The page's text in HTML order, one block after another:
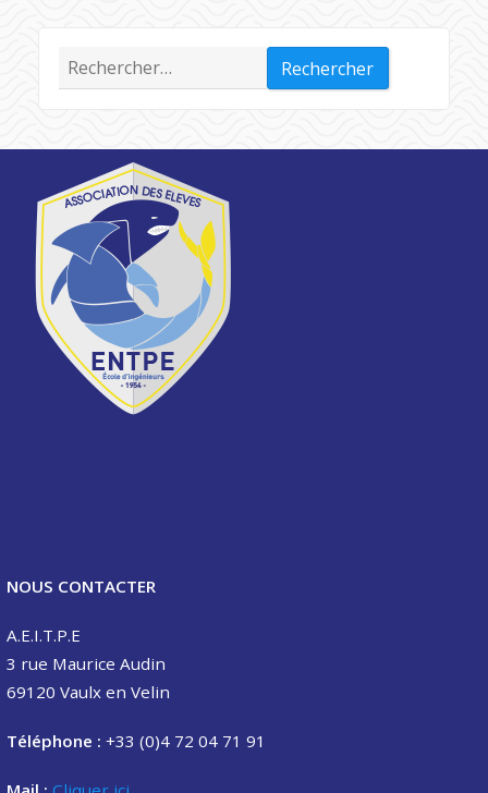
Rechercher :
NOUS CONTACTER
A.E.I.T.P.E
3 rue Maurice Audin
69120 Vaulx en Velin
Téléphone : +33 (0)4 72 04 71 91